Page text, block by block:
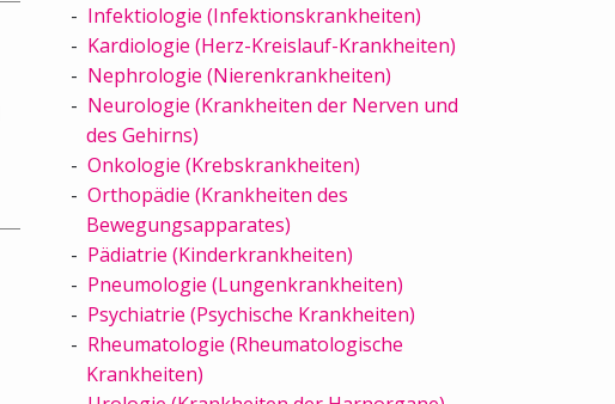
Infektiologie (Infektionskrankheiten)
Kardiologie (Herz-Kreislauf-Krankheiten)
Nephrologie (Nierenkrankheiten)
Neurologie (Krankheiten der Nerven und
des Gehirns)
Onkologie (Krebskrankheiten)
Orthopädie (Krankheiten des
Bewegungsapparates)
Pädiatrie (Kinderkrankheiten)
Pneumologie (Lungenkrankheiten)
Psychiatrie (Psychische Krankheiten)
Rheumatologie (Rheumatologische
Krankheiten)